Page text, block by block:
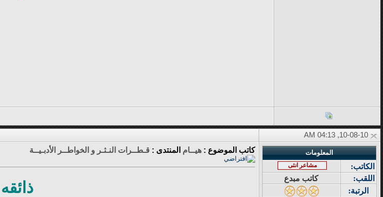
المعلومات
الكاتب: مشاعر انثى
اللقب:
كاتب مبدع
الرتبة:
كاتب الموضوع : هيــام المنتدى : قـطــرات النـثـر و الخواطــر الأدبـيــة